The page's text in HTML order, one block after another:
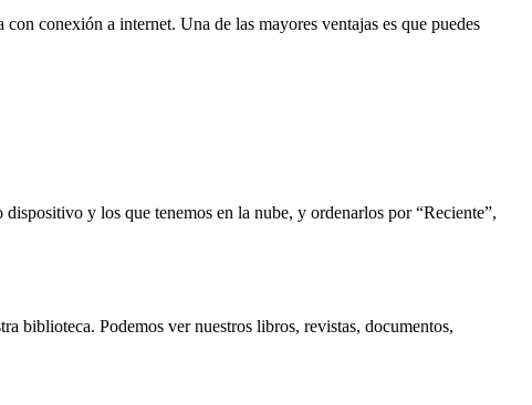
conexión a internet. Una de las mayores ventajas es que puedes
y los que tenemos en la nube, y ordenarlos por “Reciente”,
biblioteca. Podemos ver nuestros libros, revistas, documentos,